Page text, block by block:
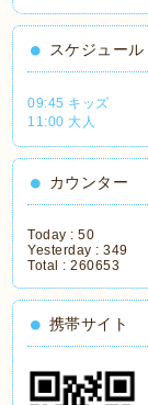
スケジュール
09:45 キッズ
11:00 大人
カウンター
Today :50
Yesterday :349
Total :260653
携帯サイト